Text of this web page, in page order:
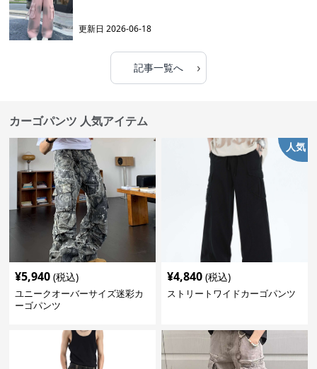
更新日2026-06-18
記事一覧へ ›
カーゴパンツ 人気アイテム
¥5,940 (税込)
ユニークオーバーサイズ迷彩カ
ーゴパンツ
人気
¥4,840 (税込)
ストリートワイドカーゴパンツ